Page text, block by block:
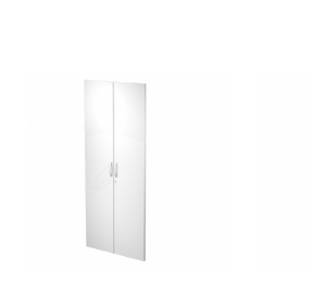
Quickview